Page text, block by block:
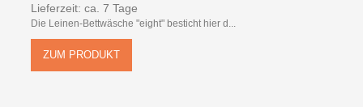
Lieferzeit: ca. 7 Tage
Die Leinen-Bettwäsche "eight" besticht hier d...
ZUM PRODUKT